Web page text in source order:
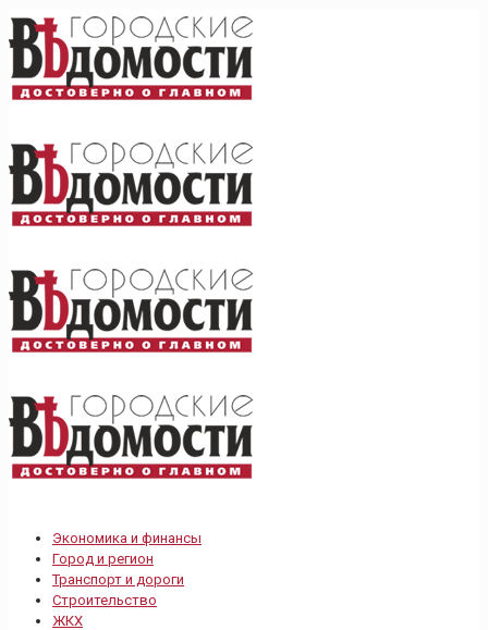
Экономика и финансы
Город и регион
Транспорт и дороги
Строительство
ЖКХ